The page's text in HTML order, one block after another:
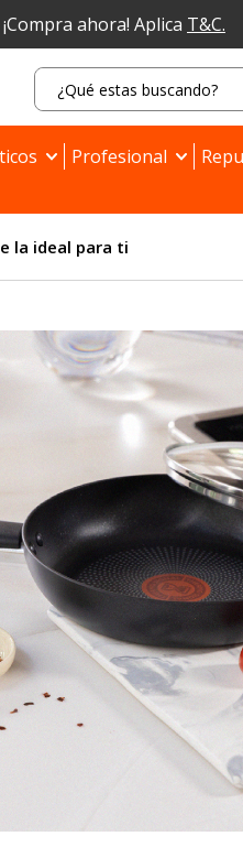
¡Compra ahora! Aplica T&C.
Profesional
la ideal para ti